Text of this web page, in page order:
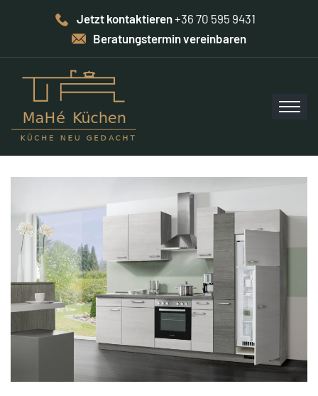
Jetzt kontaktieren+36 70 595 9431
Beratungstermin vereinbaren